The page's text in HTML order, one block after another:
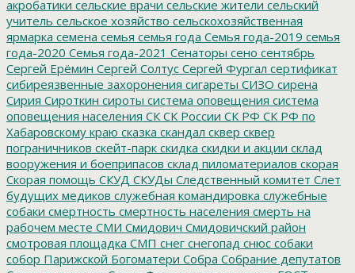
акробатики сельские врачи сельские жители сельский
учитель сельское хозяйство сельскохозяйственная
ярмарка семена семья семья года Семья года-2019 семья
года-2020 Семья года-2021 Сенаторы сено сентябрь
Сергей Ерёмин Сергей Солтус Сергей Фургал сертификат
сибиреязвенные захоронения сигареты СИЗО сирена
Сирия Сироткин сироты система оповещения система
оповещения населения СК СК России СК РФ СК РФ по
Хабаровскому краю сказка скандал сквер сквер
пограничников скейт-парк скидка скидки и акции склад
вооружения и боеприпасов склад пиломатериалов скорая
Скорая помощь СКУД СКУДы Следственный комитет Слет
будущих медиков служебная командировка служебные
собаки смертность смертность населения смерть на
рабочем месте СМИ Смидович Смидовичский район
смотровая площадка СМП снег снегопад снюс собаки
собор Парижской Богоматери Собра Собрание депутатов